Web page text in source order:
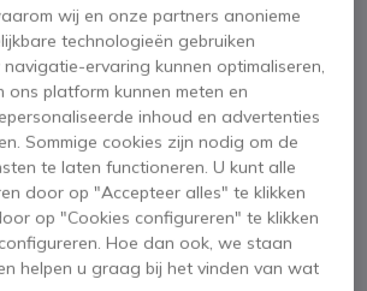
BS T - EU
AUS
fabrikant: 1001041
Teams gecertificeerd.
DECT-serie headsets
de afbeeldingen-gallerij
wij en onze partners anonieme
technologieën gebruiken
ervaring kunnen optimaliseren,
ons platform kunnen meten en
inhoud en advertenties
Sommige cookies zijn nodig om de
te laten functioneren. U kunt alle
door op "Accepteer alles" te klikken
op "Cookies configureren" te klikken
Hoe dan ook, we staan
helpen u graag bij het vinden van wat